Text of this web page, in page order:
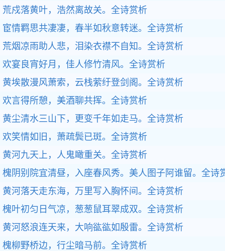
荒戍落黄叶，浩然离故关。 全诗赏析
宦情羁思共凄凄，春半如秋意转迷。 全诗赏析
荒烟凉雨助人悲，泪染衣襟不自知。 全诗赏析
欢宴良宵好月，佳人修竹清风。 全诗赏析
黄埃散漫风萧索，云栈萦纡登剑阁。 全诗赏析
欢言得所憩，美酒聊共挥。 全诗赏析
黄尘清水三山下，更变千年如走马。 全诗赏析
欢笑情如旧，萧疏鬓已斑。 全诗赏析
黄河九天上，人鬼瞰重关。 全诗赏析
槐阴别院宜清昼，入座春风秀。美人图子阿谁留。 全诗
黄河落天走东海，万里写入胸怀间。 全诗赏析
槐叶初匀日气凉，葱葱鼠耳翠成双。 全诗赏析
黄河怒浪连天来，大响谹谹如殷雷。 全诗赏析
槐柳野桥边，行尘暗马前。 全诗赏析